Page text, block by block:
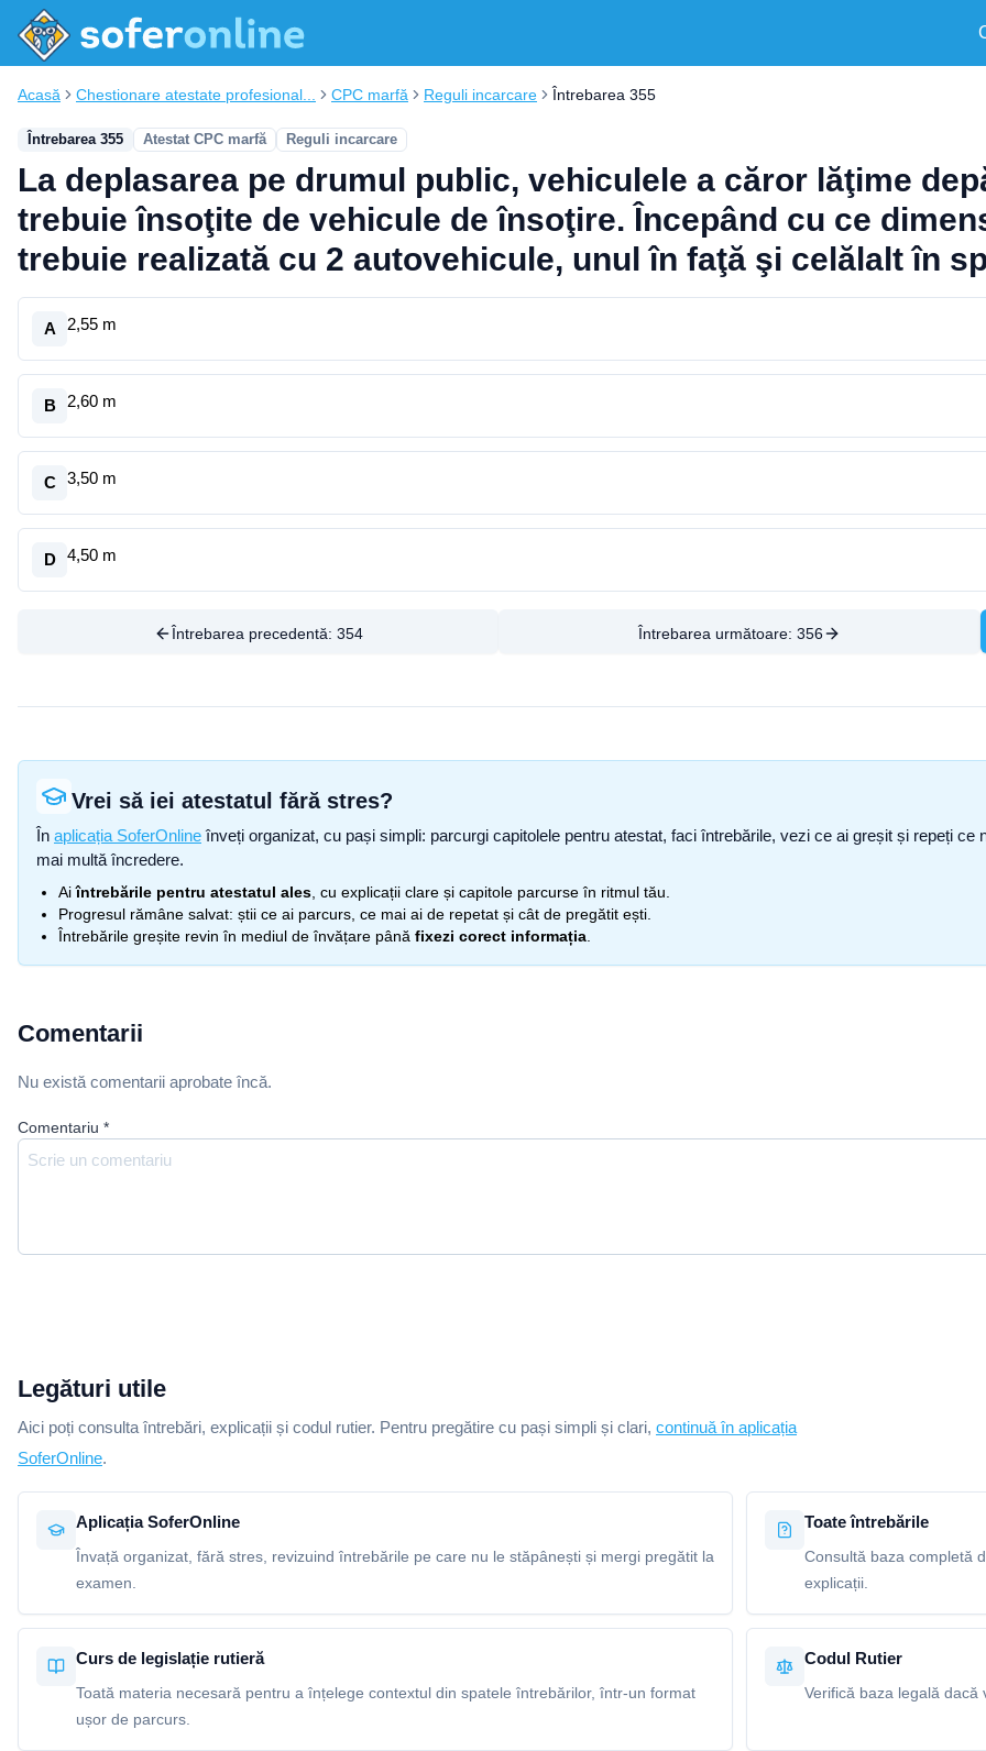
Acasă Chestionare atestate profesional... CPC marfă Reguli incarcare Întrebarea 355
Întrebarea 355 Atestat CPC marfă Reguli incarcare
La deplasarea pe drumul public, vehiculele a căror lăţime
trebuie însoţite de vehicule de însoţire. Începând cu ce
trebuie realizată cu 2 autovehicule, unul în faţă şi celălalt în
A 2,55 m
B 2,60 m
C 3,50 m
D 4,50 m
Întrebarea precedentă: 354 Întrebarea următoare: 356
Vrei să iei atestatul fără stres?
În aplicația SoferOnline înveți organizat, cu pași simpli: parcurgi capitolele pentru atestat, faci întrebările, vezi ce ai greșit și repeți
mai multă încredere.
Aiîntrebările pentru atestatul ales , cu explicații clare și capitole parcurse în ritmul tău.
Progresul rămâne salvat: știi ce ai parcurs, ce mai ai de repetat și cât de pregătit ești.
Întrebările greșite revin în mediul de învățare până fixezi corect informația
Comentarii
Nu există comentarii aprobate încă.
Comentariu *
Legături utile
Aici poți consulta întrebări, explicații și codul rutier. Pentru pregătire cu pași simpli și clari, continuă în aplicația
SoferOnline.
Aplicația SoferOnline
Învață organizat, fără stres, revizuind întrebările pe care nu le stăpânești și mergi pregătit la
examen.
Toate întrebările
Consultă baza completă
explicații.
Curs de legislație rutieră
Toată materia necesară pentru a înțelege contextul din spatele întrebărilor, într-un format
ușor de parcurs.
Codul Rutier
Verifică baza legală dacă